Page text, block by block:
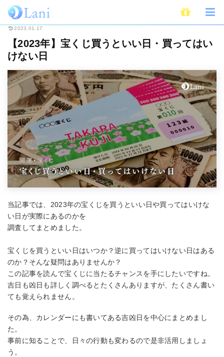
ホーム 開運 【2023年】宝くじ買うといい日・買ってはいけない日
2023.01.17
【2023年】宝くじ買うといい日・買ってはい
けない日
当記事では、2023年の宝くじを買うといい日や買ってはいけな
い日が実際にあるのかを
調査してまとめました。
宝くじを買うといい日はいつか？逆に買ってはいけない日はある
のか？そんな疑問はありませんか？
この記事を読んで宝くじに当たるチャンスを手にしたいですね。
吉日も凶日も詳しく調べるとたくさんありますが、たくさん書い
ても覚えられません。
その為、カレンダーにも書いてある吉凶日を中心にまとめまし
た。
事前に知ることで、日々の行動も変わるので是非活用しましょ
う。